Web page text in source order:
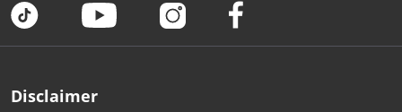
Disclaimer